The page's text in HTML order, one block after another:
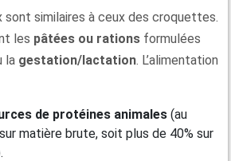
sont similaires à ceux des croquettes.
les pâtées ou rations formulées
la gestation/lactation. L’alimentation
de protéines animales (au
matière brute, soit plus de 40% sur